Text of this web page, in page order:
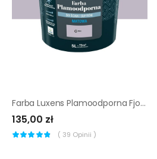
Farba Luxens Plamoodporna Fjog 6 5 l
135,00 zł
( 39 Opinii )